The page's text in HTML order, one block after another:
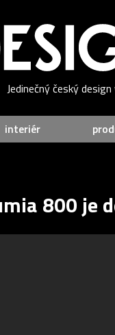
Jedinečný český
interiér
800 je